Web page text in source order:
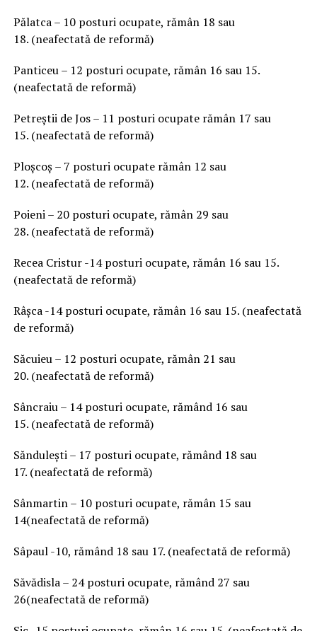
Pălatca – 10 posturi ocupate, rămân 18 sau
18. (neafectată de reformă)
Panticeu – 12 posturi ocupate, rămân 16 sau 15.
(neafectată de reformă)
Petreștii de Jos – 11 posturi ocupate rămân 17 sau
15. (neafectată de reformă)
Ploșcoș – 7 posturi ocupate rămân 12 sau
12. (neafectată de reformă)
Poieni – 20 posturi ocupate, rămân 29 sau
28. (neafectată de reformă)
Recea Cristur -14 posturi ocupate, rămân 16 sau 15.
(neafectată de reformă)
Râșca -14 posturi ocupate, rămân 16 sau 15. (neafectată
de reformă)
Săcuieu – 12 posturi ocupate, rămân 21 sau
20. (neafectată de reformă)
Sâncraiu – 14 posturi ocupate, rămând 16 sau
15. (neafectată de reformă)
Săndulești – 17 posturi ocupate, rămând 18 sau
17. (neafectată de reformă)
Sânmartin – 10 posturi ocupate, rămân 15 sau
14(neafectată de reformă)
Sâpaul -10, rămând 18 sau 17. (neafectată de reformă)
Săvădisla – 24 posturi ocupate, rămând 27 sau
26(neafectată de reformă)